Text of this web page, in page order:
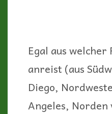
Egal aus welcher
anreist (aus
Diego,
Angeles, Norden